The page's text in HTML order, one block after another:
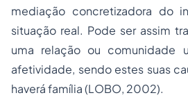
mediação concretizadora do
situação real. Pode ser assim
uma relação ou comunidade
afetividade, sendo estes suas
haverá família (LOBO, 2002).